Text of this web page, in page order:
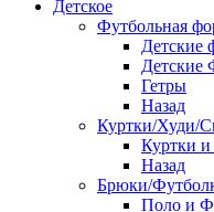
Детское
Футбольная
Детские
Детские
Гетры
Назад
Куртки/Худи/
Куртки и
Назад
Брюки/
Поло и